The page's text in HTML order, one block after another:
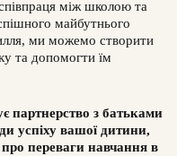
між школою та
майбутнього
ми можемо створити
та допомогти їм
партнерство з батьками
успіху вашої дитини,
переваги навчання в